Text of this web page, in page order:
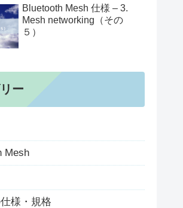
Bluetooth Mesh 仕様 – 3.
Mesh networking（その
５）
ー
Mesh
様・規格